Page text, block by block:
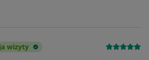
wizyty